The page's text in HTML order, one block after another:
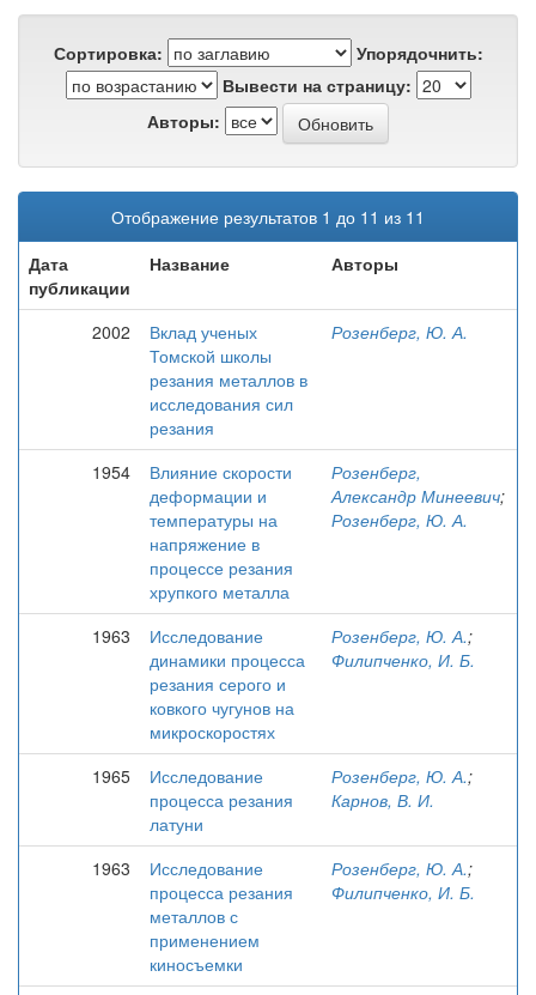
Сортировка:
Упорядочнить:
Вывести на страницу:
Авторы:
Отображение результатов 1 до 11 из 11
Дата
публикации
Название Авторы
2002
Вклад ученых
Томской школы
резания металлов в
исследования сил
резания
Розенберг, Ю. А.
1954
Влияние скорости
деформации и
температуры на
напряжение в
процессе резания
хрупкого металла
Розенберг,
Александр Минеевич;
Розенберг, Ю. А.
1963
Исследование
динамики процесса
резания серого и
ковкого чугунов на
микроскоростях
Розенберг, Ю. А.;
Филипченко, И. Б.
1965
Исследование
процесса резания
латуни
Розенберг, Ю. А.;
Карнов, В. И.
1963
Исследование
процесса резания
металлов с
применением
киносъемки
Розенберг, Ю. А.;
Филипченко, И. Б.